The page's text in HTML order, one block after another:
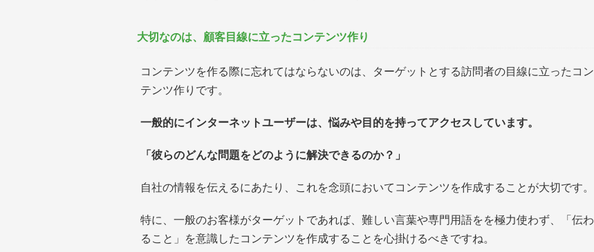
大切なのは、顧客目線に立ったコンテンツ作り
コンテンツを作る際に忘れてはならないのは、ターゲットとする訪問者の目線に立ったコン
テンツ作りです。
一般的にインターネットユーザーは、悩みや目的を持ってアクセスしています。
「彼らのどんな問題をどのように解決できるのか？」
自社の情報を伝えるにあたり、これを念頭においてコンテンツを作成することが大切です。
特に、一般のお客様がターゲットであれば、難しい言葉や専門用語をを極力使わず、「伝わ
ること」を意識したコンテンツを作成することを心掛けるべきですね。